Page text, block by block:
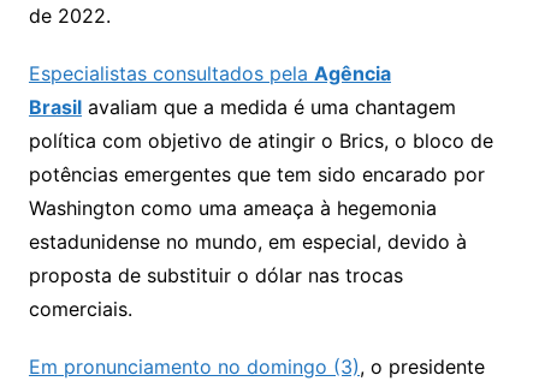
de 2022.
Especialistas consultados pela Agência
Brasilavaliam que a medida é uma chantagem
política com objetivo de atingir o Brics, o bloco de
potências emergentes que tem sido encarado por
Washington como uma ameaça à hegemonia
estadunidense no mundo, em especial, devido à
proposta de substituir o dólar nas trocas
comerciais.
Em pronunciamento no domingo (3), o presidente